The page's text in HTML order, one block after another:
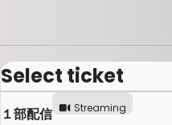
Select ticket
１部配信
Streaming